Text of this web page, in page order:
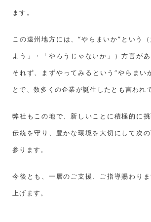
ます。
この遠州地方には、“やらまいか”という
よう」・「やろうじゃないか」）方言が
それず、まずやってみるという“やらまい
とで、数多くの企業が誕生したとも言われ
弊社もこの地で、新しいことに積極的に挑
伝統を守り、豊かな環境を大切にして次
参ります。
今後とも、一層のご支援、ご指導賜わり
上げます。